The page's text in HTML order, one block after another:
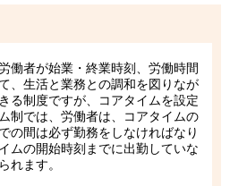
働者が始業・終業時刻、労働時間
、⽣活と業務との調和を図りなが
る制度ですが、コアタイムを設定
制では、労働者は、コアタイムの
の間は必ず勤務をしなければなり
ムの開始時刻までに出勤していな
れます。